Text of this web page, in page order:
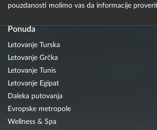
pouzdanosti molimo vas da informacije
Ponuda
Letovanje Turska
Letovanje Grčka
Letovanje Tunis
Letovanje Egipat
Daleka putovanja
Evropske metropole
Wellness & Spa